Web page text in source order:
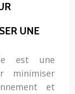
UNE
est une
minimiser
et